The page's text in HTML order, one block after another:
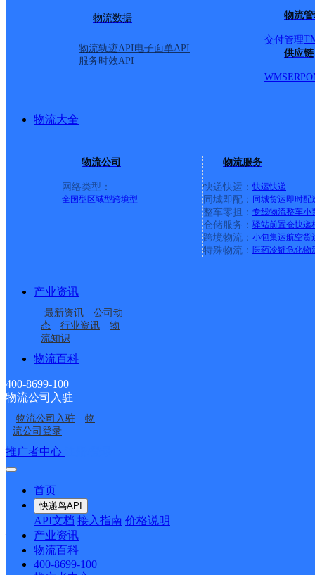
物流数据
物流轨迹API电子面单API
服务时效API
物流
交付管理
供应链
WMSERP
物流大全
物流公司
网络类型：
全国型 区域型跨境型
物流服务
快递快运： 快运快递
同城即配： 同城货运即时配
整车零担： 专线物流整车小
仓储服务： 驿站前置仓快递
跨境物流： 小包集运航空货
特殊物流： 医药冷链危化物
产业资讯
最新资讯
公司动
态
行业资讯
物
流知识
物流百科
400-8699-100
物流公司入驻
物流公司入驻
物
流公司登录
推广者中心
首页
快递鸟API
API文档 接入指南 价格说明
产业资讯
物流百科
400-8699-100
西团结路分部
鄂尔多斯
内蒙古鄂尔多斯公司纺
织分部
内蒙古鄂尔多斯公司铜
川镇分部
内蒙古鄂尔多斯公司东
胜区城东分部
内蒙古鄂尔多斯公司东
胜准格尔分部...
鄂尔多斯市分部
接口API
API接口 DEMO下载
关于我们
公司介绍 企业动态